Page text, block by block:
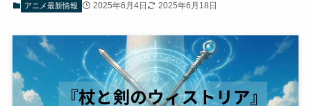
アニメ最新情報 2025年6月4日 2025年6月18日